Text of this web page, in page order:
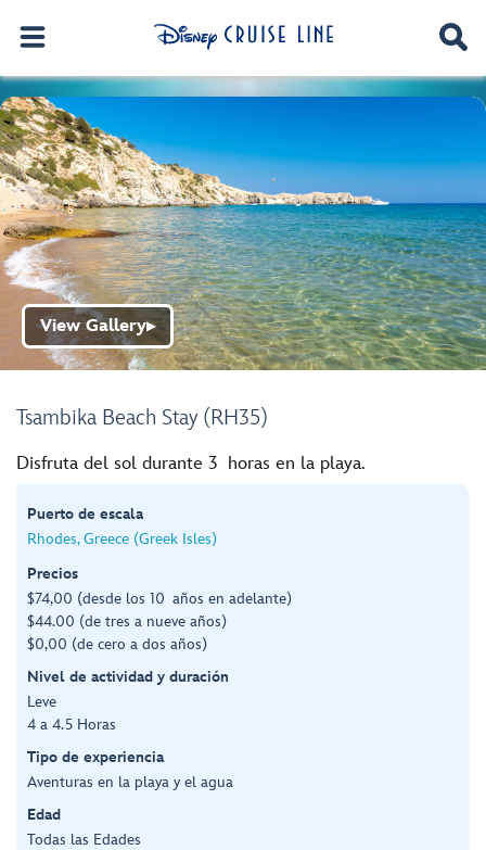
Tsambika Beach Stay (RH35)
View Gallery▶
Disfruta del sol durante 3 horas en la playa.
Puerto de escala
Rhodes, Greece (Greek Isles)
Precios
$74,00 (desde los 10 años en adelante)
$44.00 (de tres a nueve años)
$0,00 (de cero a dos años)
Nivel de actividad y duración
Leve
4 a 4.5 Horas
Tipo de experiencia
Aventuras en la playa y el agua
Edad
Todas las Edades